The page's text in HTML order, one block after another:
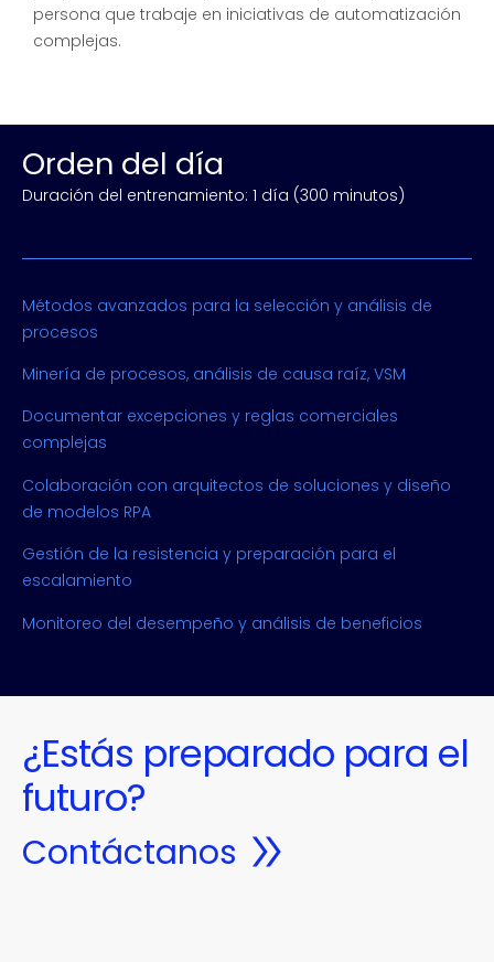
persona que trabaje en iniciativas de automatización
complejas.
Orden del día
Duración del entrenamiento: 1 día (300 minutos)
Métodos avanzados para la selección y análisis de
procesos
Minería de procesos, análisis de causa raíz, VSM
Documentar excepciones y reglas comerciales
complejas
Colaboración con arquitectos de soluciones y diseño
de modelos RPA
Gestión de la resistencia y preparación para el
escalamiento
Monitoreo del desempeño y análisis de beneficios
¿Estás preparado para el
futuro?
Contáctanos